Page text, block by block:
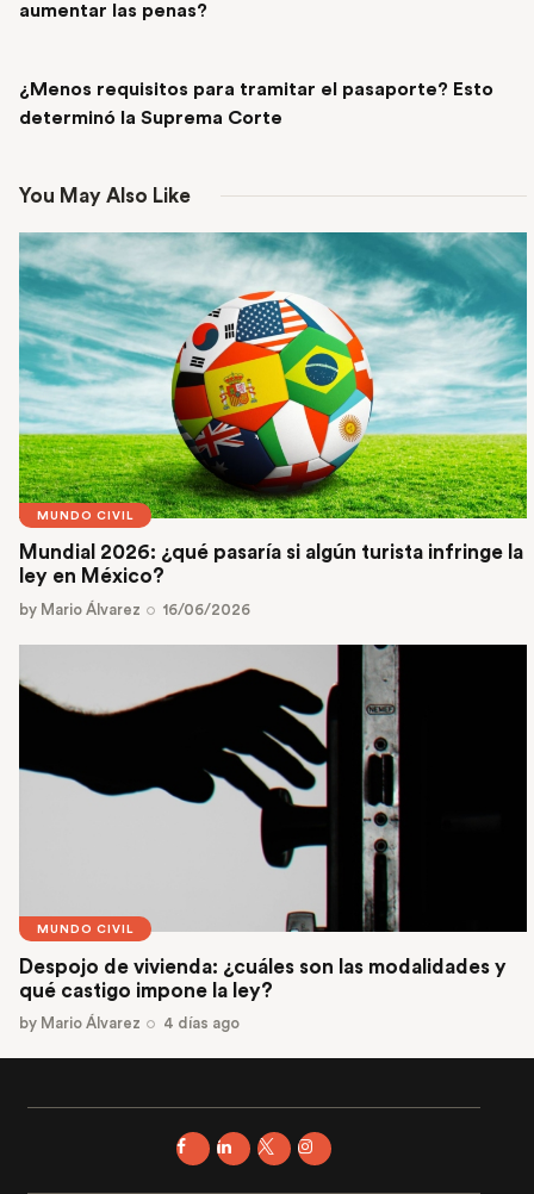
aumentar las penas?
¿Menos requisitos para tramitar el pasaporte? Esto
determinó la Suprema Corte
You May Also Like
MUNDO CIVIL
Mundial 2026: ¿qué pasaría si algún turista infringe la
ley en México?
by Mario Álvarez 16/06/2026
MUNDO CIVIL
Despojo de vivienda: ¿cuáles son las modalidades y
qué castigo impone la ley?
by Mario Álvarez 4 días ago